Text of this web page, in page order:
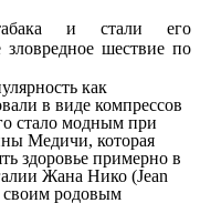
и стали его
зловредное шествие по
как
в виде компрессов
стало модным при
Медичи, которая
здоровье примерно в
Жана Нико (Jean
своим родовым